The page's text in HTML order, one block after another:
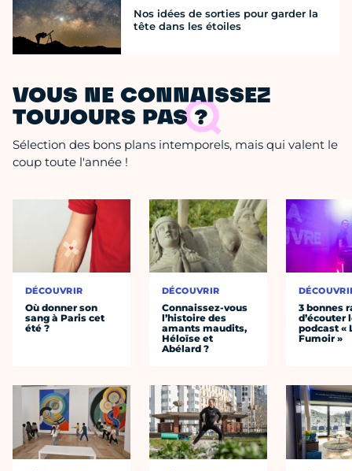
Nos idées de sorties pour garder la
tête dans les étoiles
VOUS NE CONNAISSEZ
TOUJOURS PAS ?
Sélection des bons plans intemporels, mais qui valent le
coup toute l'année !
DÉCOUVRIR
Où donner son
sang à Paris cet
été ?
DÉCOUVRIR
Connaissez-vous
l’histoire des
amants maudits,
Héloïse et
Abélard ?
3 bonnes
d’écouter
podcast «
Fumoir »